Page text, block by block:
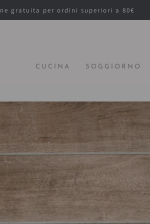
gratuita per ordini superiori a 80€
CUCINA SOGGIORNO